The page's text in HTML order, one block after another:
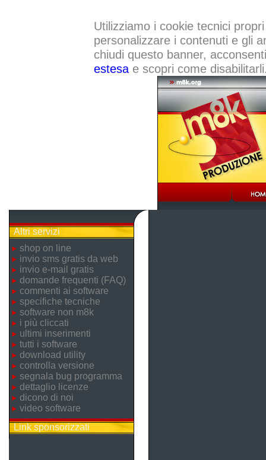
Utilizziamo i cookie tecnici
personalizzare i contenuti e gli
chiudi questo banner,
estesae scopri come
Altri servizi
shop on line
invio sms gratis da web
invio e-mail gratis
domande frequenti (FAQ)
commenti ai software
specifiche tecniche
software non m8k
i più cliccati
ultimi inserimenti
tutti i software
download utility
controlla versione
segnala bug programma
dettaglio licenze
dicono di noi
video software
Link sponsorizzati